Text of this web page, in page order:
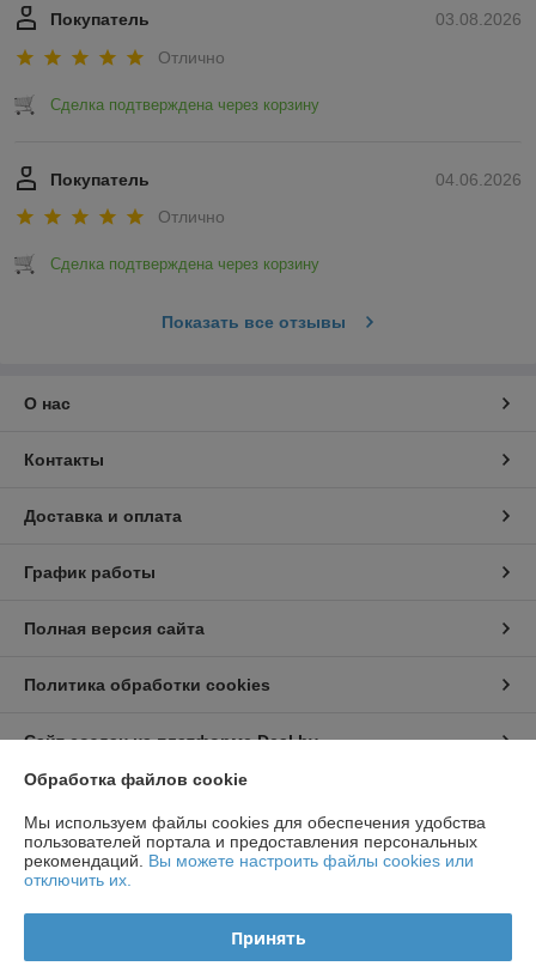
03.08.2026
Покупатель
Отлично
Сделка подтверждена через корзину
04.06.2026
Покупатель
Отлично
Сделка подтверждена через корзину
Показать все отзывы
О нас
Контакты
Доставка и оплата
График работы
Полная версия сайта
Политика обработки cookies
Сайт создан на платформе Deal.by
Информация для покупателя
Индивидуальный предприниматель:ИП Чирак Артем Викторович
ул. Якубова 66-4-92
Регистрационный номер ЕГР: 192050953
Обработка файлов cookie
Мы используем файлы cookies для обеспечения удобства
пользователей портала и предоставления персональных
рекомендаций. Вы можете настроить файлы cookies или
отключить их.
Принять